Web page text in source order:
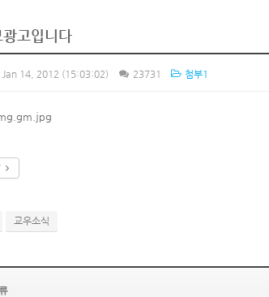
고입니다
Jan 14, 2012 (15:03:02) 23731 첨부1
교우소식